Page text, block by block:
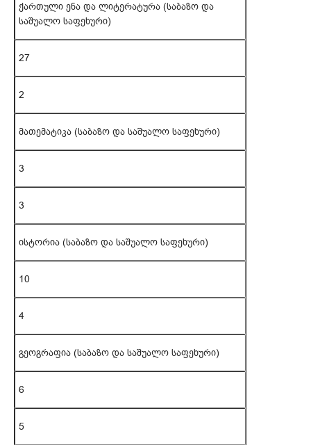
ქართული ენა და ლიტერატურა (საბაზო და
საშუალო საფეხური)
27
2
მათემატიკა (საბაზო და საშუალო საფეხური)
3
3
ისტორია (საბაზო და საშუალო საფეხური)
10
4
გეოგრაფია (საბაზო და საშუალო საფეხური)
6
5